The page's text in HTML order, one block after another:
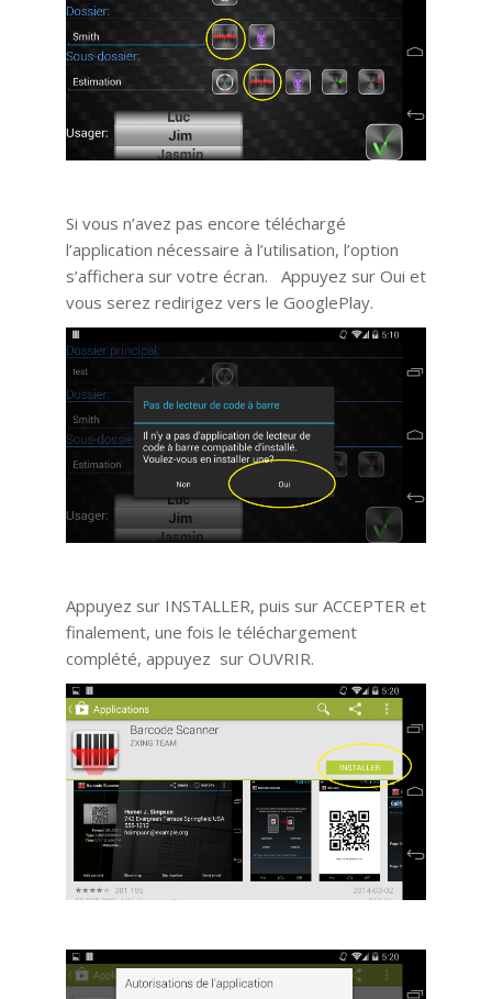
Si vous n’avez pas encore téléchargé
l’application nécessaire à l’utilisation, l’option
s’affichera sur votre écran. Appuyez sur Oui et
vous serez redirigez vers le GooglePlay.
Appuyez sur INSTALLER, puis sur ACCEPTER et
finalement, une fois le téléchargement
complété, appuyez sur OUVRIR.